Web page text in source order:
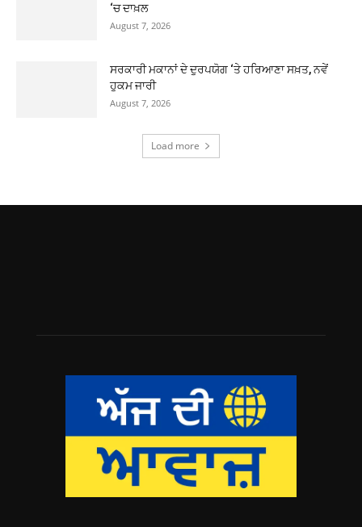
‘ਚ ਦਾਖ਼ਲ
August 7, 2026
ਸਰਕਾਰੀ ਮਕਾਨਾਂ ਦੇ ਦੁਰਪਯੋਗ ‘ਤੇ ਹਰਿਆਣਾ ਸਖ਼ਤ, ਨਵੇਂ
ਹੁਕਮ ਜਾਰੀ
August 7, 2026
Load more